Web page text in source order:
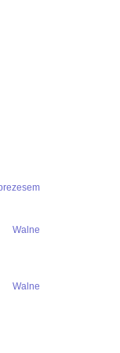
Walne
Walne